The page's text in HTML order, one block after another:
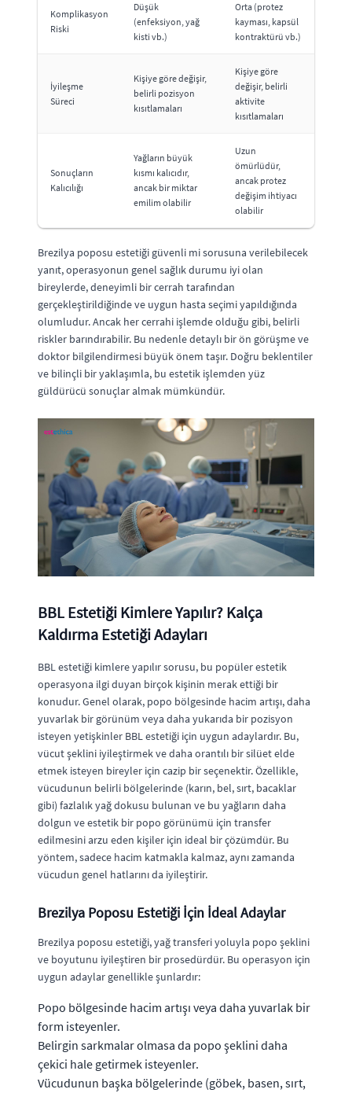
Komplikasyon
Riski
Düşük
(enfeksiyon, yağ
kisti vb.)
Orta (protez
kayması, kapsül
kontraktürü vb.)
İyileşme
Süreci
Kişiye göre değişir,
belirli pozisyon
kısıtlamaları
Kişiye göre
değişir, belirli
aktivite
kısıtlamaları
Sonuçların
Kalıcılığı
Yağların büyük
kısmı kalıcıdır,
ancak bir miktar
emilim olabilir
Uzun
ömürlüdür,
ancak protez
değişim ihtiyacı
olabilir
Brezilya poposu estetiği güvenli mi sorusuna verilebilecek
yanıt, operasyonun genel sağlık durumu iyi olan
bireylerde, deneyimli bir cerrah tarafından
gerçekleştirildiğinde ve uygun hasta seçimi yapıldığında
olumludur. Ancak her cerrahi işlemde olduğu gibi, belirli
riskler barındırabilir. Bu nedenle detaylı bir ön görüşme ve
doktor bilgilendirmesi büyük önem taşır. Doğru beklentiler
ve bilinçli bir yaklaşımla, bu estetik işlemden yüz
güldürücü sonuçlar almak mümkündür.
BBL Estetiği Kimlere Yapılır? Kalça
Kaldırma Estetiği Adayları
BBL estetiği kimlere yapılır sorusu, bu popüler estetik
operasyona ilgi duyan birçok kişinin merak ettiği bir
konudur. Genel olarak, popo bölgesinde hacim artışı, daha
yuvarlak bir görünüm veya daha yukarıda bir pozisyon
isteyen yetişkinler BBL estetiği için uygun adaylardır. Bu,
vücut şeklini iyileştirmek ve daha orantılı bir silüet elde
etmek isteyen bireyler için cazip bir seçenektir. Özellikle,
vücudunun belirli bölgelerinde (karın, bel, sırt, bacaklar
gibi) fazlalık yağ dokusu bulunan ve bu yağların daha
dolgun ve estetik bir popo görünümü için transfer
edilmesini arzu eden kişiler için ideal bir çözümdür. Bu
yöntem, sadece hacim katmakla kalmaz, aynı zamanda
vücudun genel hatlarını da iyileştirir.
Brezilya Poposu Estetiği İçin İdeal Adaylar
Brezilya poposu estetiği, yağ transferi yoluyla popo şeklini
ve boyutunu iyileştiren bir prosedürdür. Bu operasyon için
uygun adaylar genellikle şunlardır:
Popo bölgesinde hacim artışı veya daha yuvarlak bir
form isteyenler.
Belirgin sarkmalar olmasa da popo şeklini daha
çekici hale getirmek isteyenler.
Vücudunun başka bölgelerinde (göbek, basen, sırt,